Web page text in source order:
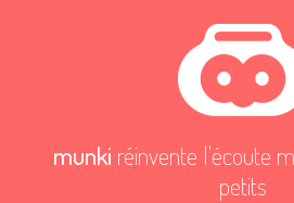
munki réinvente l'écoute
petits